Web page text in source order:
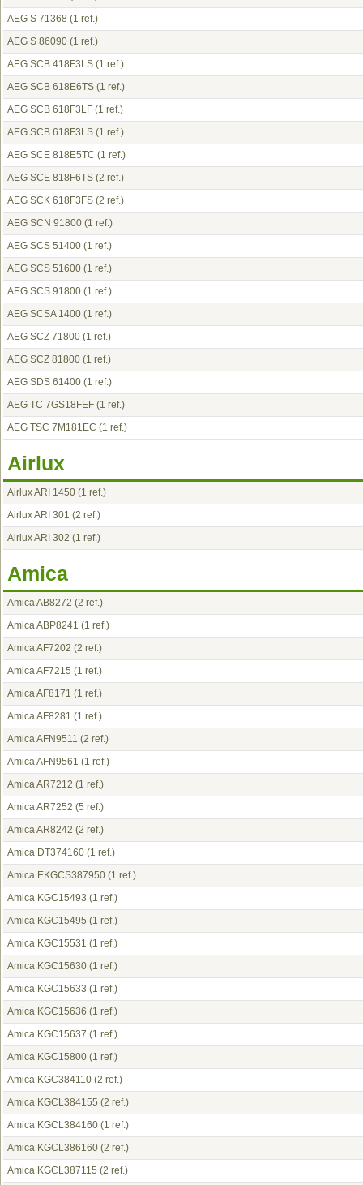
AEG S 71368 (1 ref.)
AEG S 86090 (1 ref.)
AEG SCB 418F3LS (1 ref.)
AEG SCB 618E6TS (1 ref.)
AEG SCB 618F3LF (1 ref.)
AEG SCB 618F3LS (1 ref.)
AEG SCE 818E5TC (1 ref.)
AEG SCE 818F6TS (2 ref.)
AEG SCK 618F3FS (2 ref.)
AEG SCN 91800 (1 ref.)
AEG SCS 51400 (1 ref.)
AEG SCS 51600 (1 ref.)
AEG SCS 91800 (1 ref.)
AEG SCSA 1400 (1 ref.)
AEG SCZ 71800 (1 ref.)
AEG SCZ 81800 (1 ref.)
AEG SDS 61400 (1 ref.)
AEG TC 7GS18FEF (1 ref.)
AEG TSC 7M181EC (1 ref.)
Airlux
Airlux ARI 1450 (1 ref.)
Airlux ARI 301 (2 ref.)
Airlux ARI 302 (1 ref.)
Amica
Amica AB8272 (2 ref.)
Amica ABP8241 (1 ref.)
Amica AF7202 (2 ref.)
Amica AF7215 (1 ref.)
Amica AF8171 (1 ref.)
Amica AF8281 (1 ref.)
Amica AFN9511 (2 ref.)
Amica AFN9561 (1 ref.)
Amica AR7212 (1 ref.)
Amica AR7252 (5 ref.)
Amica AR8242 (2 ref.)
Amica DT374160 (1 ref.)
Amica EKGCS387950 (1 ref.)
Amica KGC15493 (1 ref.)
Amica KGC15495 (1 ref.)
Amica KGC15531 (1 ref.)
Amica KGC15630 (1 ref.)
Amica KGC15633 (1 ref.)
Amica KGC15636 (1 ref.)
Amica KGC15637 (1 ref.)
Amica KGC15800 (1 ref.)
Amica KGC384110 (2 ref.)
Amica KGCL384155 (2 ref.)
Amica KGCL384160 (1 ref.)
Amica KGCL386160 (2 ref.)
Amica KGCL387115 (2 ref.)